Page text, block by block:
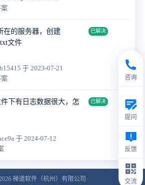
在的服务器，创建
文件
已解决
于 2023-07-21
下有日志数据很大，怎
已解决
于 2024-07-12
禅道软件（杭州）有限公司
咨询
提问
反馈
交流